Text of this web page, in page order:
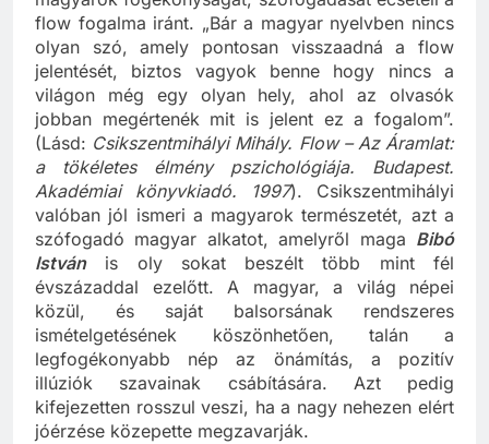
flow fogalma iránt. „Bár a magyar nyelvben nincs
olyan szó, amely pontosan visszaadná a flow
jelentését, biztos vagyok benne hogy nincs a
világon még egy olyan hely, ahol az olvasók
jobban megértenék mit is jelent ez a fogalom”.
(Lásd: Csikszentmihályi Mihály. Flow – Az Áramlat:
a tökéletes élmény pszichológiája. Budapest.
Akadémiai könyvkiadó. 1997). Csikszentmihályi
valóban jól ismeri a magyarok természetét, azt a
szófogadó magyar alkatot, amelyről maga Bibó
Istvánis oly sokat beszélt több mint fél
évszázaddal ezelőtt. A magyar, a világ népei
közül, és saját balsorsának rendszeres
ismételgetésének köszönhetően, talán a
legfogékonyabb nép az önámítás, a pozitív
illúziók szavainak csábítására. Azt pedig
kifejezetten rosszul veszi, ha a nagy nehezen elért
jóérzése közepette megzavarják.